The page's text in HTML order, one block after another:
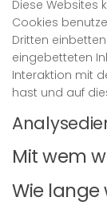
Diese Websites
Cookies
Dritten
eingebetteten
Interaktion mit
hast und auf
Mit wem
Wie lange